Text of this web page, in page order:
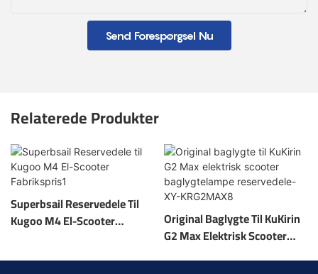
Send Forespørgsel Nu
Relaterede Produkter
Superbsail Reservedele Til
Kugoo M4 El-Scooter
Original Baglygte Til KuKirin
G2 Max Elektrisk Scooter